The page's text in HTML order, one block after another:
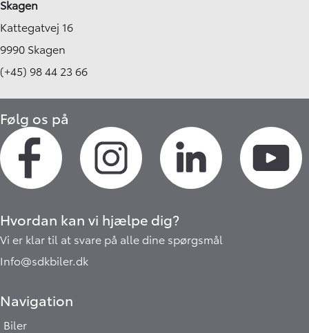
Skagen
Kattegatvej 16
9990 Skagen
(+45) 98 44 23 66
Følg os på
Hvordan kan vi hjælpe dig?
Vi er klar til at svare på alle dine spørgsmål
Info@sdkbiler.dk
Navigation
Biler